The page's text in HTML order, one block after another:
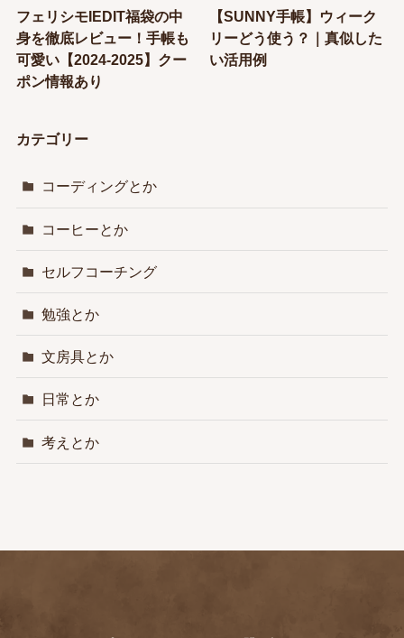
フェリシモIEDIT福袋の中
身を徹底レビュー！手帳も
可愛い【2024-2025】クー
ポン情報あり
【SUNNY手帳】ウィーク
リーどう使う？｜真似した
い活用例
カテゴリー
コーディングとか
コーヒーとか
セルフコーチング
勉強とか
文房具とか
日常とか
考えとか